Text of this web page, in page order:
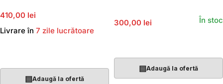
410,00 lei
Livrare în 7 zile lucrătoare
▤Adaugă la ofertă
300,00 lei În stoc
▤Adaugă la ofertă